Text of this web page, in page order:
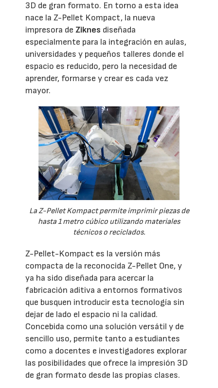
3D de gran formato. En torno a esta idea
nace la Z-Pellet Kompact, la nueva
impresora deZiknes diseñada
especialmente para la integración en aulas,
universidades y pequeños talleres donde el
espacio es reducido, pero la necesidad de
aprender, formarse y crear es cada vez
mayor.
La Z-Pellet Kompact permite imprimir piezas de
hasta 1 metro cúbico utilizando materiales
técnicos o reciclados.
Z-Pellet-Kompact es la versión más
compacta de la reconocida Z-Pellet One, y
ya ha sido diseñada para acercar la
fabricación aditiva a entornos formativos
que busquen introducir esta tecnología sin
dejar de lado el espacio ni la calidad.
Concebida como una solución versátil y de
sencillo uso, permite tanto a estudiantes
como a docentes e investigadores explorar
las posibilidades que ofrece la impresión 3D
de gran formato desde las propias clases.